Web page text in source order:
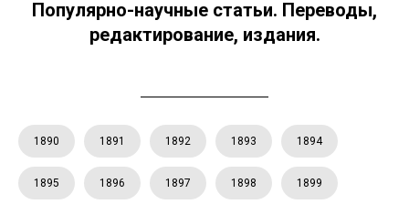
Популярно-научные статьи. Переводы,
редактирование, издания.
1890 1891 1892 1893 1894
1895 1896 1897 1898 1899